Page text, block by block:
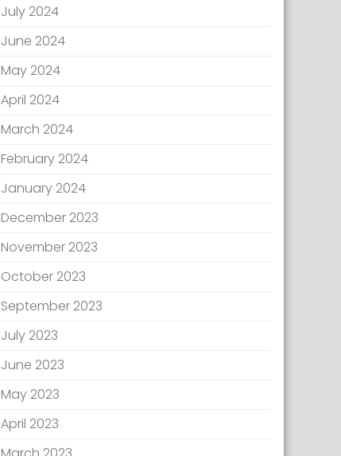
July 2024
June 2024
May 2024
April 2024
March 2024
February 2024
January 2024
December 2023
November 2023
October 2023
September 2023
July 2023
June 2023
May 2023
April 2023